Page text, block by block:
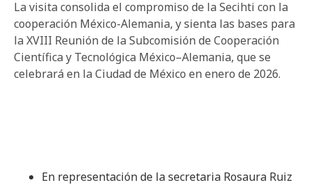
La visita consolida el compromiso de la Secihti con la
cooperación México-Alemania, y sienta las bases para
la XVIII Reunión de la Subcomisión de Cooperación
Científica y Tecnológica México–Alemania, que se
celebrará en la Ciudad de México en enero de 2026.
En representación de la secretaria Rosaura Ruiz